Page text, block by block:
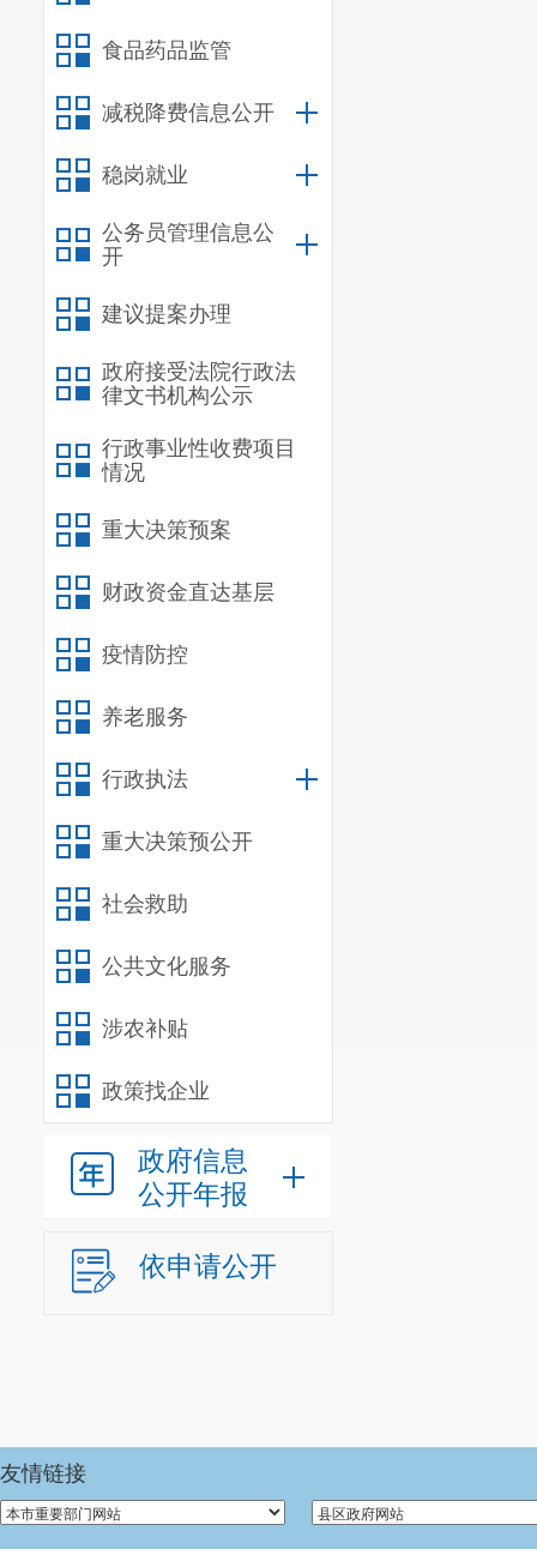
食品药品监管
减税降费信息公开
稳岗就业
公务员管理信息公
开
建议提案办理
政府接受法院行政法
律文书机构公示
行政事业性收费项目
情况
重大决策预案
财政资金直达基层
疫情防控
养老服务
行政执法
重大决策预公开
社会救助
公共文化服务
涉农补贴
政策找企业
政府信息
公开年报
依申请公开
友情链接